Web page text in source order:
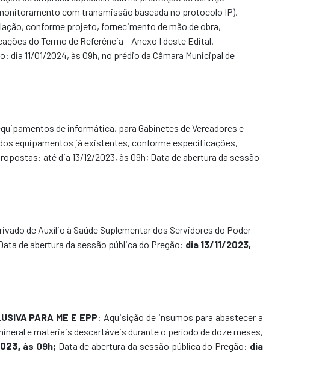
com transmissão baseada no protocolo IP),
conforme projeto, fornecimento de mão de obra,
do Termo de Referência – Anexo I deste Edital.
dia 11/01/2024, às 09h, no prédio da Câmara Municipal de
de informática, para Gabinetes de Vereadores e
equipamentos já existentes, conforme especificações,
até dia 13/12/2023, às 09h; Data de abertura da sessão
de Auxílio à Saúde Suplementar dos Servidores do Poder
de abertura da sessão pública do Pregão: dia 13/11/2023,
PARA ME E EPP: Aquisição de insumos para abastecer a
e materiais descartáveis durante o período de doze meses,
às 09h; Data de abertura da sessão pública do Pregão: dia